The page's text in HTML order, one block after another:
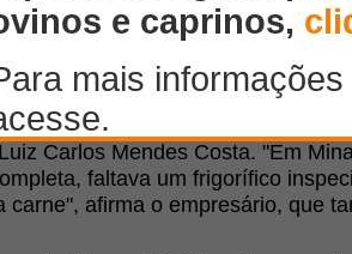
ovinos e fomenta a atividade
no frigorífico Pif Paf, em
passado, devido a uma
Carlos Mendes Costa. "Em
faltava um frigorífico
carne", afirma o empresário, que